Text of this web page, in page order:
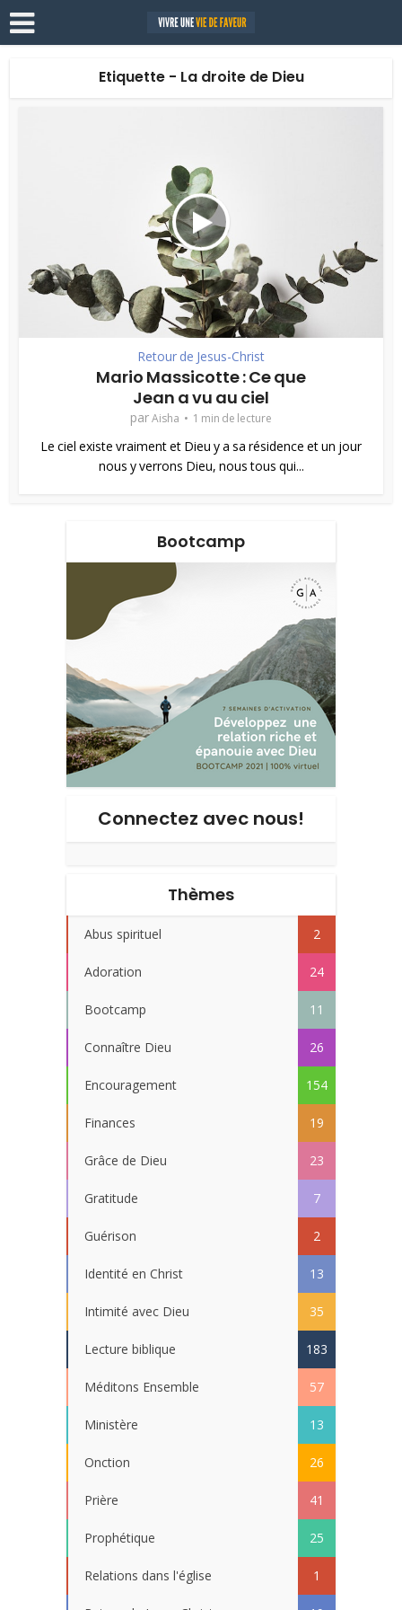
Etiquette - La droite de Dieu
Retour de Jesus-Christ
Mario Massicotte : Ce que
Jean a vu au ciel
parAisha 1 min de lecture
Le ciel existe vraiment et Dieu y a sa résidence et un jour
nous y verrons Dieu, nous tous qui...
Bootcamp
Connectez avec nous!
Thèmes
Abus spirituel 2
Adoration 24
Bootcamp 11
Connaître Dieu 26
Encouragement 154
Finances 19
Grâce de Dieu 23
Gratitude 7
Guérison 2
Identité en Christ 13
Intimité avec Dieu 35
Lecture biblique 183
Méditons Ensemble 57
Ministère 13
Onction 26
Prière 41
Prophétique 25
Relations dans l'église 1